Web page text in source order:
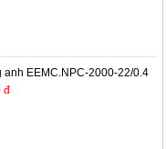
anh EEMC.NPC-2000-22/0.4
đ